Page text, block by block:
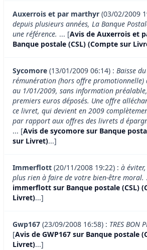
Auxerrois et par marthyr (03/02/2009
depuis plusieurs années, La Banque
une référence. ... [Avis de Auxerrois et
Banque postale (CSL) (Compte sur
Sycomore (13/01/2009 06:14) : Baisse
rémunération (hors offre promotionnelle)
au 1/01/2009, sans information
premiers euros déposés. Une offre
ce livret, qui devient en 2009
par rapport aux offres des livrets d
... [Avis de sycomore sur Banque
sur Livret)...]
Immerflott (20/11/2008 19:22) : à
plus rien à faire de votre bien-être moral.
immerflott sur Banque postale (CSL)
Livret)...]
Gwp167 (23/09/2008 16:58) : TRES BON
[Avis de GWP167 sur Banque postale
Livret)...]